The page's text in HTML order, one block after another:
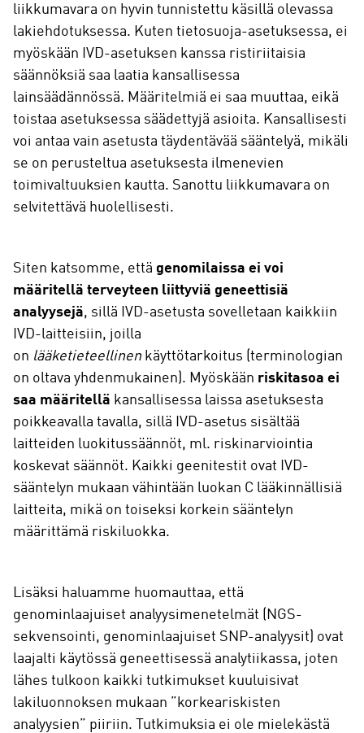
liikkumavara on hyvin tunnistettu käsillä olevassa
lakiehdotuksessa. Kuten tietosuoja-asetuksessa, ei
myöskään IVD-asetuksen kanssa ristiriitaisia
säännöksiä saa laatia kansallisessa
lainsäädännössä. Määritelmiä ei saa muuttaa, eikä
toistaa asetuksessa säädettyjä asioita. Kansallisesti
voi antaa vain asetusta täydentävää sääntelyä, mikäli
se on perusteltua asetuksesta ilmenevien
toimivaltuuksien kautta. Sanottu liikkumavara on
selvitettävä huolellisesti.
Siten katsomme, että genomilaissa ei voi
määritellä terveyteen liittyviä geneettisiä
analyysejä, sillä IVD-asetusta sovelletaan kaikkiin
IVD-laitteisiin, joilla
on lääketieteellinenkäyttötarkoitus (terminologian
on oltava yhdenmukainen). Myöskään riskitasoa ei
saa määritellä kansallisessa laissa asetuksesta
poikkeavalla tavalla, sillä IVD-asetus sisältää
laitteiden luokitussäännöt, ml. riskinarviointia
koskevat säännöt. Kaikki geenitestit ovat IVD-
sääntelyn mukaan vähintään luokan C lääkinnällisiä
laitteita, mikä on toiseksi korkein sääntelyn
määrittämä riskiluokka.
Lisäksi haluamme huomauttaa, että
genominlaajuiset analyysimenetelmät (NGS-
sekvensointi, genominlaajuiset SNP-analyysit) ovat
laajalti käytössä geneettisessä analytiikassa, joten
lähes tulkoon kaikki tutkimukset kuuluisivat
lakiluonnoksen mukaan ”korkeariskisten
analyysien” piiriin. Tutkimuksia ei ole mielekästä